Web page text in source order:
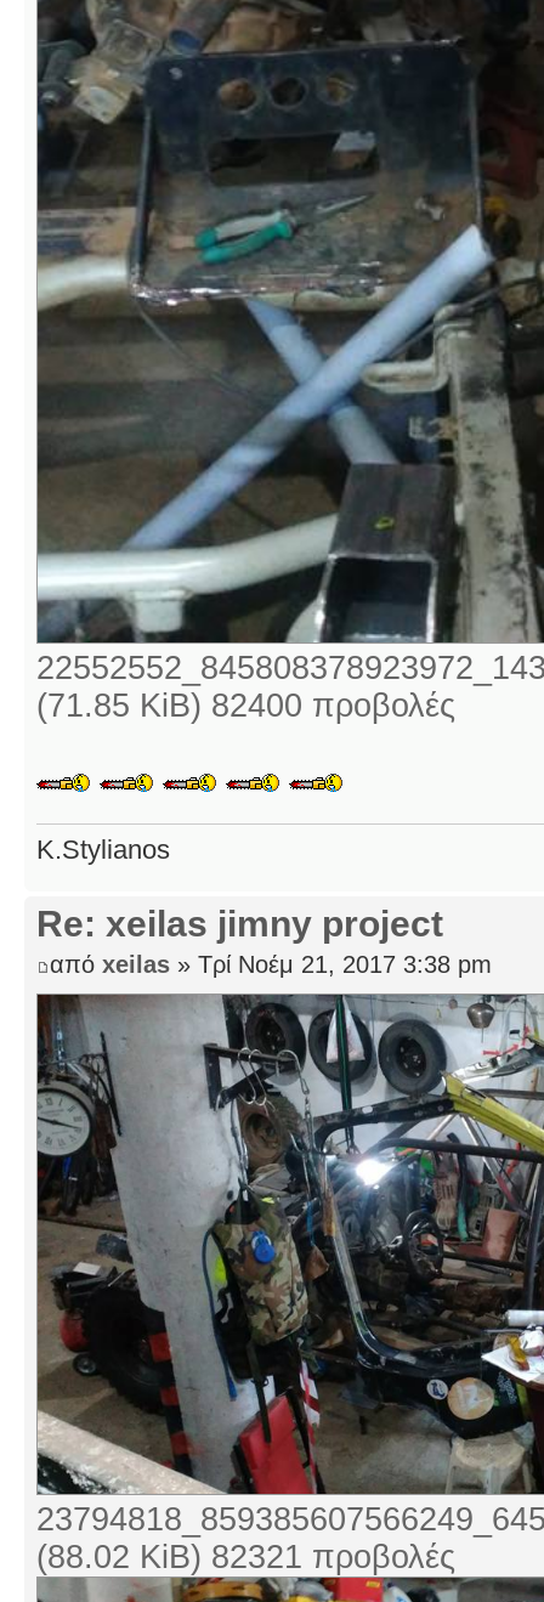
(71.85 KiB) 82400 προβολές
K.Stylianos
Re: xeilas jimny project
από xeilas » Τρί Νοέμ 21, 2017 3:38 pm
(88.02 KiB) 82321 προβολές